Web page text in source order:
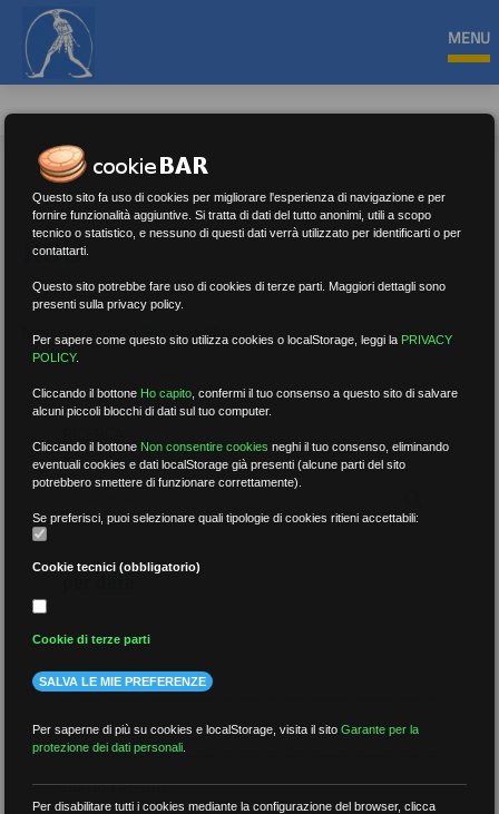
MENU
RSU
Nessun risultato.Rimuovi filtri
per data
più recenti
meno recenti
Questo sito fa uso di cookies per migliorare l'esperienza di navigazione e per
fornire funzionalità aggiuntive. Si tratta di dati del tutto anonimi, utili a scopo
tecnico o statistico, e nessuno di questi dati verrà utilizzato per identificarti o per
contattarti.
Questo sito potrebbe fare uso di cookies di terze parti. Maggiori dettagli sono
presenti sulla privacy policy.
Per sapere come questo sito utilizza cookies o localStorage, leggi la PRIVACY
POLICY.
Cliccando il bottone Ho capito ,confermi il tuo consenso a questo sito di salvare
alcuni piccoli blocchi di dati sul tuo computer.
Cliccando il bottone Non consentire cookies neghi il tuo consenso, eliminando
eventuali cookies e dati localStorage già presenti (alcune parti del sito
potrebbero smettere di funzionare correttamente).
Se preferisci, puoi selezionare quali tipologie di cookies ritieni accettabili:
Cookie tecnici (obbligatorio)
Cookie di terze parti
SALVA LE MIE PREFERENZE
Per saperne di più su cookies e localStorage, visita il sitoGarante per la
protezione dei dati personali
Per disabilitare tutti i cookies mediante la configurazione del browser, clicca